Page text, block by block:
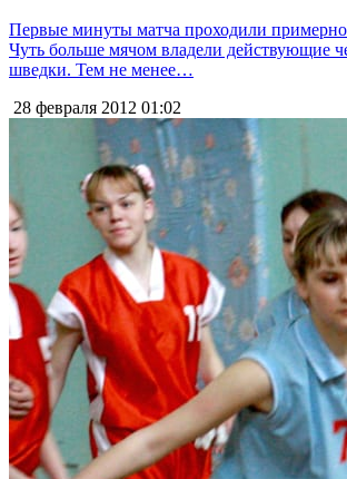
Первые минуты матча проходили примерно
Чуть больше мячом владели действующие
шведки. Тем не менее…
28 февраля 2012 01:02